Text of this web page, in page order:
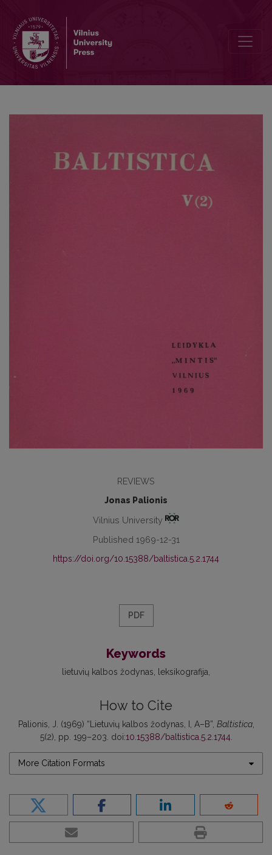
REVIEWS
Jonas Palionis
Vilnius University
Published 1969-12-31
https://doi.org/10.15388/baltistica.5.2.1744
PDF
Keywords
lietuvių kalbos žodynas leksikografija
How to Cite
Palionis, J. (1969) “Lietuvių kalbos žodynas, I, A–B”, Baltistica,
5(2), pp. 199–203. doi:10.15388/baltistica.5.2.1744.
More Citation Formats